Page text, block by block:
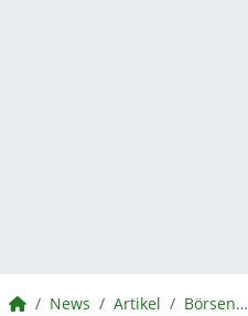
BörsenNEWS.de
News Artikel BörsenNEWS.de